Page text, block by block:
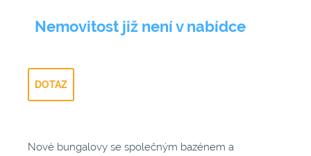
Nemovitost již není v nabídce
DOTAZ
Nové bungalovy se společným bazénem a